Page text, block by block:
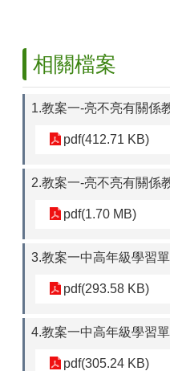
相關檔案
1.教案一-亮不亮有關係
pdf(412.71 KB)
2.教案一-亮不亮有關係
pdf(1.70 MB)
3.教案一中高年級學習
pdf(293.58 KB)
4.教案一中高年級學習
pdf(305.24 KB)